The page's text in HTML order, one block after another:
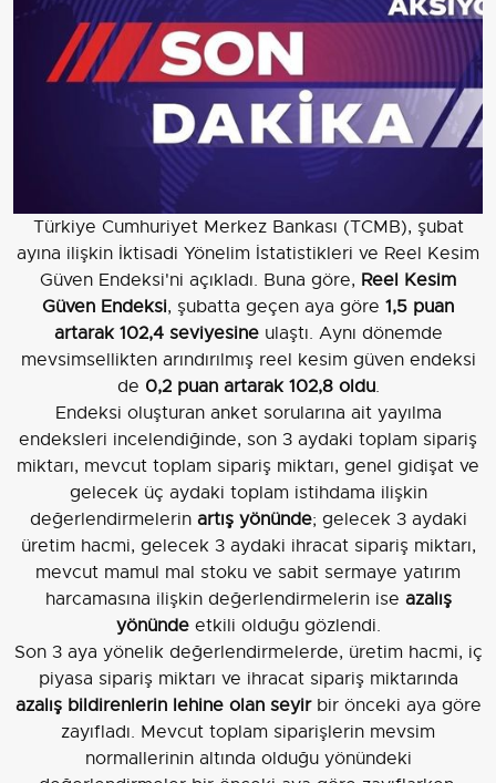
Türkiye Cumhuriyet Merkez Bankası (TCMB), şubat
ayına ilişkin İktisadi Yönelim İstatistikleri ve Reel Kesim
Güven Endeksi'ni açıkladı. Buna göre, Reel Kesim
Güven Endeksi, şubatta geçen aya göre 1,5 puan
artarak 102,4 seviyesineulaştı. Aynı dönemde
mevsimsellikten arındırılmış reel kesim güven endeksi
de 0,2 puan artarak 102,8 oldu.
Endeksi oluşturan anket sorularına ait yayılma
endeksleri incelendiğinde, son 3 aydaki toplam sipariş
miktarı, mevcut toplam sipariş miktarı, genel gidişat ve
gelecek üç aydaki toplam istihdama ilişkin
değerlendirmelerin artış yönünde; gelecek 3 aydaki
üretim hacmi, gelecek 3 aydaki ihracat sipariş miktarı,
mevcut mamul mal stoku ve sabit sermaye yatırım
harcamasına ilişkin değerlendirmelerin ise azalış
yönündeetkili olduğu gözlendi.
Son 3 aya yönelik değerlendirmelerde, üretim hacmi, iç
piyasa sipariş miktarı ve ihracat sipariş miktarında
azalış bildirenlerin lehine olan seyirbir önceki aya göre
zayıfladı. Mevcut toplam siparişlerin mevsim
normallerinin altında olduğu yönündeki